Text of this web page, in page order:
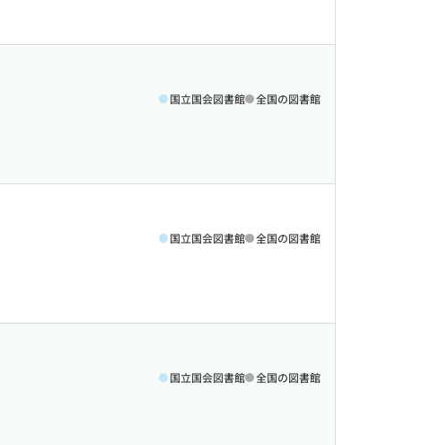
国立国会図書館 全国の図書館
国立国会図書館 全国の図書館
国立国会図書館 全国の図書館